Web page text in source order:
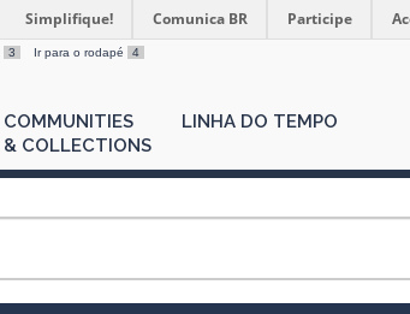
Simplifique! Comunica BR Participe
3 Ir para o rodapé 4
COMMUNITIES
& COLLECTIONS
LINHA DO TEMPO